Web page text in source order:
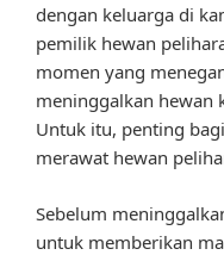
dengan keluarga di
pemilik hewan
momen yang
meninggalkan hewan
Untuk itu, penting
merawat hewan
Sebelum
untuk memberikan